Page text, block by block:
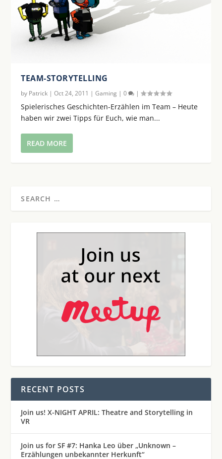
TEAM-STORYTELLING
by Patrick |Oct 24, 2011 |Gaming |0 |
Spielerisches Geschichten-Erzählen im Team – Heute
haben wir zwei Tipps für Euch, wie man...
READ MORE
RECENT POSTS
Join us! X-NIGHT APRIL: Theatre and Storytelling in
VR
Join us for SF #7: Hanka Leo über „Unknown –
Erzählungen unbekannter Herkunft“